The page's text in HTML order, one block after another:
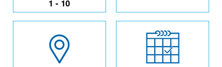
1 - 10